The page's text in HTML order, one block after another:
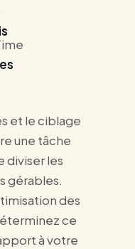
et le ciblage
une tâche
diviser les
gérables.
des
ce
à votre